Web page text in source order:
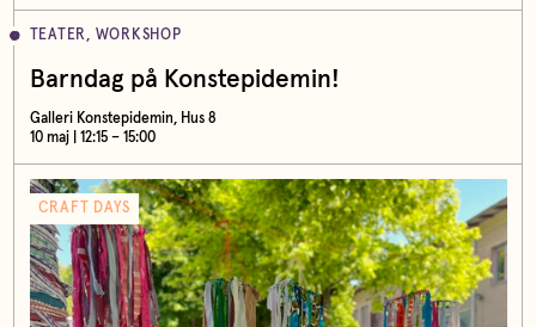
TEATER, WORKSHOP
Barndag på Konstepidemin!
Galleri Konstepidemin, Hus 8
10 maj | 12:15 – 15:00
CRAFT DAYS